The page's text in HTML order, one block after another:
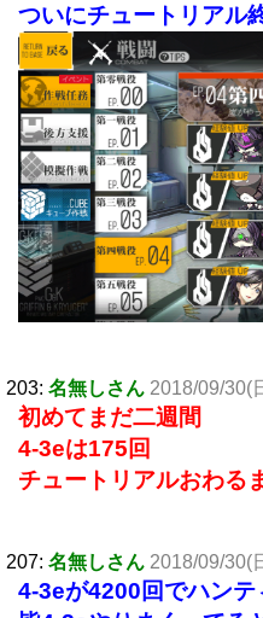
ついにチュートリアル
203: 名無しさん 2018/09/30(
初めてまだ二週間
4-3eは175回
チュートリアルおわる
207: 名無しさん 2018/09/30(
4-3eが4200回でハンテ